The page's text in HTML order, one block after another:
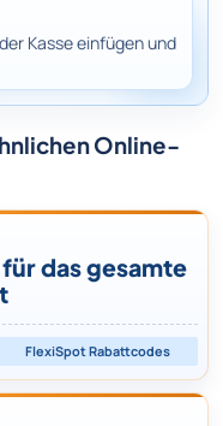
Kasse einfügen und
Online-
das gesamte
FlexiSpotRabattcodes